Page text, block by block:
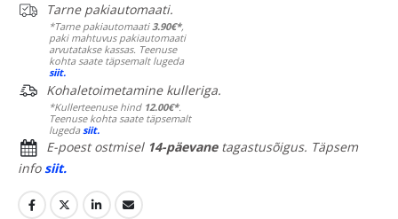
Tarne pakiautomaati.
*Tarne pakiautomaati3.90€*,
paki mahtuvus pakiautomaati
arvutatakse kassas. Teenuse
kohta saate täpsemalt lugeda
siit.
Kohaletoimetamine kulleriga.
*Kullerteenuse hind 12.00€*.
Teenuse kohta saate täpsemalt
lugedasiit.
E-poest ostmisel 14-päevanetagastusõigus. Täpsem
infosiit.